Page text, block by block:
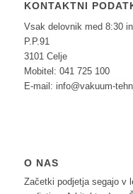
KONTAKTNI
Vsak delovnik med 8:30 in
P.P.91
3101 Celje
Mobitel: 041 725 100
E-mail: info@vakuum-
O NAS
Začetki podjetja segajo v